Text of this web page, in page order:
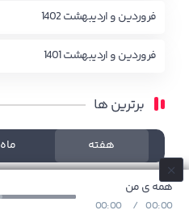
همه ی من
00:00 00:00
فروردین و اردیبهشت 1402
فروردین و اردیبهشت 1401
برترین ها
هفته ماه